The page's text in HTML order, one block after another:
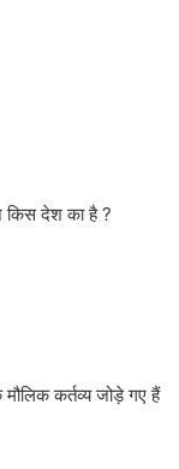
किस देश का है ?
कर्तव्य जोड़े गए हैं